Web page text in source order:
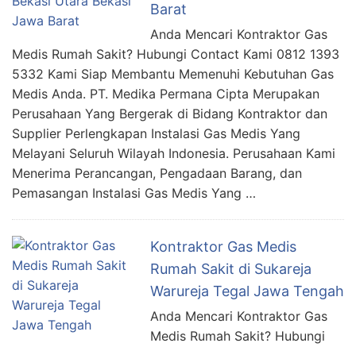
Barat
Anda Mencari Kontraktor Gas
Medis Rumah Sakit? Hubungi Contact Kami 0812 1393
5332 Kami Siap Membantu Memenuhi Kebutuhan Gas
Medis Anda. PT. Medika Permana Cipta Merupakan
Perusahaan Yang Bergerak di Bidang Kontraktor dan
Supplier Perlengkapan Instalasi Gas Medis Yang
Melayani Seluruh Wilayah Indonesia. Perusahaan Kami
Menerima Perancangan, Pengadaan Barang, dan
Pemasangan Instalasi Gas Medis Yang …
Kontraktor Gas Medis
Rumah Sakit di Sukareja
Warureja Tegal Jawa Tengah
Anda Mencari Kontraktor Gas
Medis Rumah Sakit? Hubungi